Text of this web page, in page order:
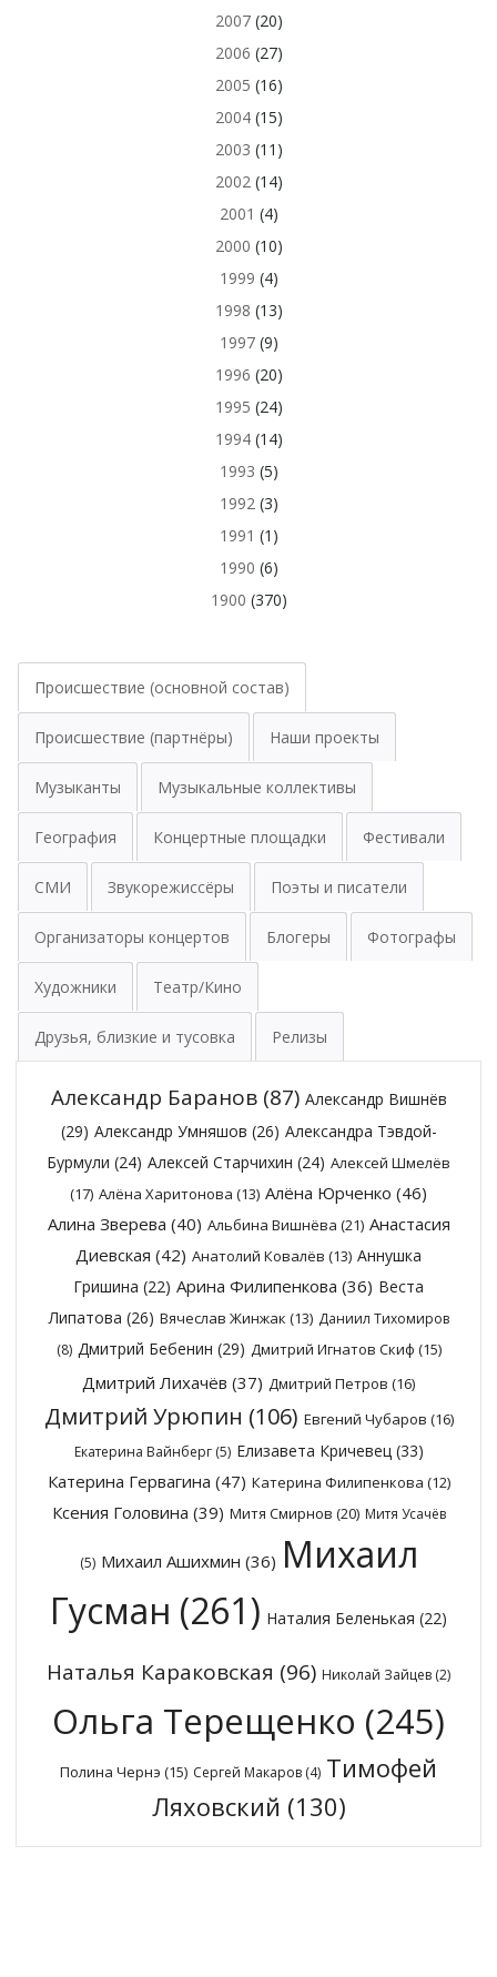
2007(20)
2006 (27)
2005 (16)
2004(15)
2003 (11)
2002 (14)
2001 (4)
2000 (10)
1999 (4)
1998 (13)
1997(9)
1996 (20)
1995 (24)
1994(14)
1993 (5)
1992 (3)
1991 (1)
1990 (6)
1900 (370)
Происшествие (основной состав)
Происшествие (партнёры) Наши проекты
Музыканты Музыкальные коллективы
География Концертные площадки Фестивали
СМИ Звукорежиссёры Поэты и писатели
Организаторы концертов Блогеры Фотографы
Художники Театр/Кино
Друзья, близкие и тусовка Релизы
Александр Баранов(87) Александр Вишнёв
(29) Александр Умняшов (26) Александра Тэвдой-
Бурмули (24) Алексей Старчихин (24) Алексей Шмелёв
(17) Алёна Харитонова (13) Алёна Юрченко (46)
Алина Зверева (40) Альбина Вишнёва (21) Анастасия
Диевская (42) Анатолий Ковалёв (13) Аннушка
Гришина (22) Арина Филипенкова (36) Веста
Липатова (26) Вячеслав Жинжак (13) Даниил Тихомиров
(8) Дмитрий Бебенин (29) Дмитрий Игнатов Скиф (15)
Дмитрий Лихачёв (37) Дмитрий Петров (16)
Дмитрий Урюпин (106) Евгений Чубаров (16)
Екатерина Вайнберг(5) Елизавета Кричевец (33)
Катерина Гервагина (47) Катерина Филипенкова (12)
Ксения Головина (39) Митя Смирнов (20) Митя Усачёв
(5) Михаил Ашихмин (36) Михаил
Гусман (261) Наталия Беленькая (22)
Наталья Караковская (96) Николай Зайцев (2)
Ольга Терещенко (245)
Полина Чернэ (15) Сергей Макаров (4) Тимофей
Ляховский (130)